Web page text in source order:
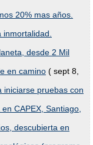
20% mas años.
desde 2 Mil
en camino ( sept 8,
iniciarse pruebas con
CAPEX, Santiago,
descubierta en